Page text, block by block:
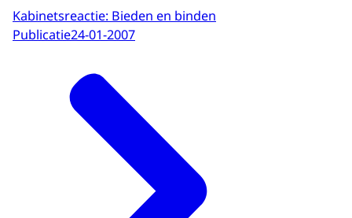
Kabinetsreactie: Bieden en binden
Publicatie24-01-2007